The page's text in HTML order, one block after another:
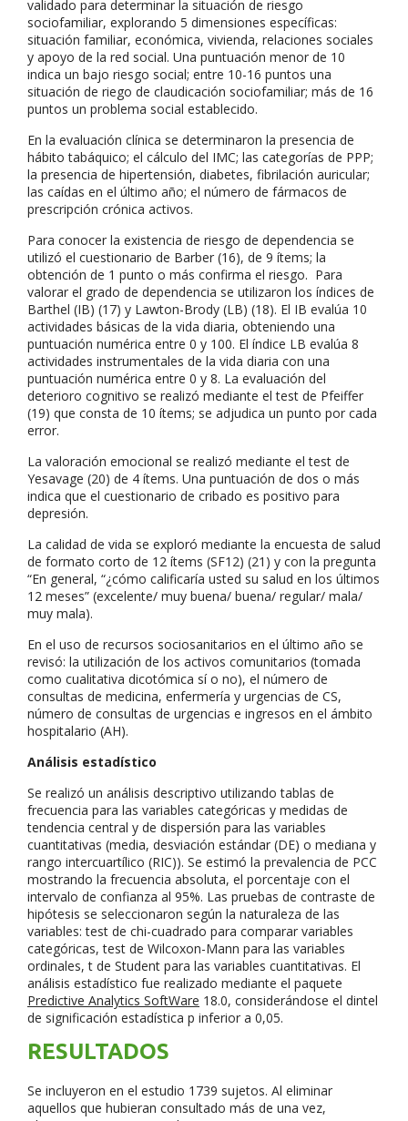
validado para determinar la situación de riesgo
sociofamiliar, explorando 5 dimensiones específicas:
situación familiar, económica, vivienda, relaciones sociales
y apoyo de la red social. Una puntuación menor de 10
indica un bajo riesgo social; entre 10-16 puntos una
situación de riego de claudicación sociofamiliar; más de 16
puntos un problema social establecido.
En la evaluación clínica se determinaron la presencia de
hábito tabáquico; el cálculo del IMC; las categorías de PPP;
la presencia de hipertensión, diabetes, fibrilación auricular;
las caídas en el último año; el número de fármacos de
prescripción crónica activos.
Para conocer la existencia de riesgo de dependencia se
utilizó el cuestionario de Barber (16), de 9 ítems; la
obtención de 1 punto o más confirma el riesgo. Para
valorar el grado de dependencia se utilizaron los índices de
Barthel (IB) (17) y Lawton-Brody (LB) (18). El IB evalúa 10
actividades básicas de la vida diaria, obteniendo una
puntuación numérica entre 0 y 100. El índice LB evalúa 8
actividades instrumentales de la vida diaria con una
puntuación numérica entre 0 y 8. La evaluación del
deterioro cognitivo se realizó mediante el test de Pfeiffer
(19) que consta de 10 ítems; se adjudica un punto por cada
error.
La valoración emocional se realizó mediante el test de
Yesavage (20) de 4 ítems. Una puntuación de dos o más
indica que el cuestionario de cribado es positivo para
depresión.
La calidad de vida se exploró mediante la encuesta de salud
de formato corto de 12 ítems (SF12) (21) y con la pregunta
“En general, “¿cómo calificaría usted su salud en los últimos
12 meses” (excelente/ muy buena/ buena/ regular/ mala/
muy mala).
En el uso de recursos sociosanitarios en el último año se
revisó: la utilización de los activos comunitarios (tomada
como cualitativa dicotómica sí o no), el número de
consultas de medicina, enfermería y urgencias de CS,
número de consultas de urgencias e ingresos en el ámbito
hospitalario (AH).
Análisis estadístico
Se realizó un análisis descriptivo utilizando tablas de
frecuencia para las variables categóricas y medidas de
tendencia central y de dispersión para las variables
cuantitativas (media, desviación estándar (DE) o mediana y
rango intercuartílico (RIC)). Se estimó la prevalencia de PCC
mostrando la frecuencia absoluta, el porcentaje con el
intervalo de confianza al 95%. Las pruebas de contraste de
hipótesis se seleccionaron según la naturaleza de las
variables: test de chi-cuadrado para comparar variables
categóricas, test de Wilcoxon-Mann para las variables
ordinales, t de Student para las variables cuantitativas. El
análisis estadístico fue realizado mediante el paquete
Predictive Analytics SoftWare 18.0, considerándose el dintel
de significación estadística p inferior a 0,05.
RESULTADOS
Se incluyeron en el estudio 1739 sujetos. Al eliminar
aquellos que hubieran consultado más de una vez,